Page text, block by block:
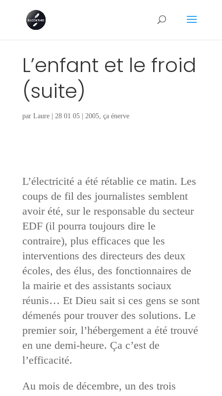
L’enfant et le froid
(suite)
par Laure| 28 01 05| 2005, ça énerve
L’électricité a été rétablie ce matin. Les
coups de fil des journalistes semblent
avoir été, sur le responsable du secteur
EDF (il pourra toujours dire le
contraire), plus efficaces que les
interventions des directeurs des deux
écoles, des élus, des fonctionnaires de
la mairie et des assistants sociaux
réunis… Et Dieu sait si ces gens se sont
démenés pour trouver des solutions. Le
premier soir, l’hébergement a été trouvé
en une demi-heure. Ça c’est de
l’efficacité.
Au mois de décembre, un des trois